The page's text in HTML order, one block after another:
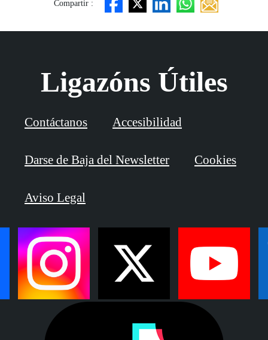
Compartir :
Ligazóns Útiles
Contáctanos Accesibilidad
Darse de Baja del Newsletter Cookies
Aviso Legal